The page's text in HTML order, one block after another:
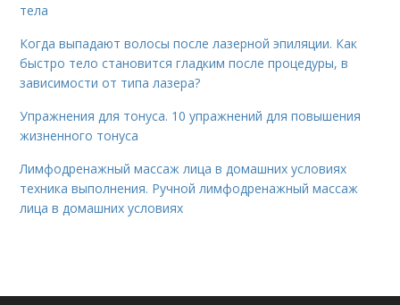
тела
Когда выпадают волосы после лазерной эпиляции. Как
быстро тело становится гладким после процедуры, в
зависимости от типа лазера?
Упражнения для тонуса. 10 упражнений для повышения
жизненного тонуса
Лимфодренажный массаж лица в домашних условиях
техника выполнения. Ручной лимфодренажный массаж
лица в домашних условиях